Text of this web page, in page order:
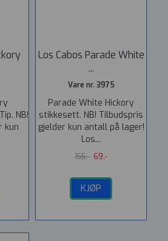
NB!
kun
Los Cabos Parade White
...
Vare nr. 3975
Parade White Hickory
stikkesett. NB! Tilbudspris
gjelder kun antall på lager!
Los...
155,- 69,-
KJØP